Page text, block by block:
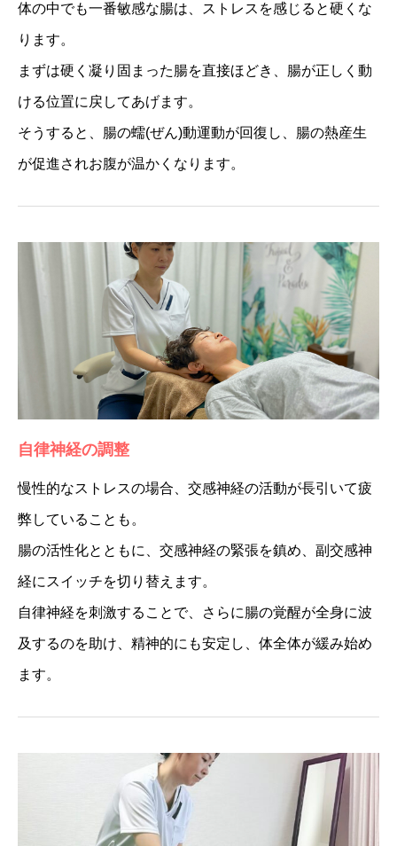
体の中でも一番敏感な腸は、ストレスを感じると硬くな
ります。
まずは硬く凝り固まった腸を直接ほどき、腸が正しく動
ける位置に戻してあげます。
そうすると、腸の蠕(ぜん)動運動が回復し、腸の熱産生
が促進されお腹が温かくなります。
自律神経の調整
慢性的なストレスの場合、交感神経の活動が長引いて疲
弊していることも。
腸の活性化とともに、交感神経の緊張を鎮め、副交感神
経にスイッチを切り替えます。
自律神経を刺激することで、さらに腸の覚醒が全身に波
及するのを助け、精神的にも安定し、体全体が緩み始め
ます。